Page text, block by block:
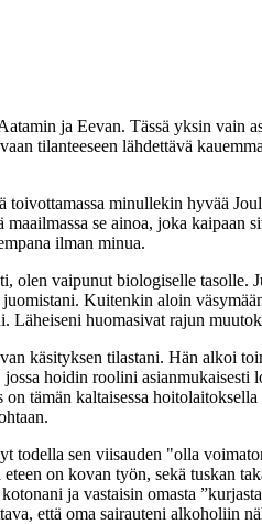
ja Eevan. Tässä yksin vain
tilanteeseen lähdettävä
minullekin hyvää
se ainoa, joka
ilman minua.
vaipunut biologiselle tasolle.
Kuitenkin aloin
huomasivat rajun
käsityksen tilastani. Hän alkoi
hoidin roolini
kaltaisessa
sen viisauden "olla
on kovan työn, sekä tuskan
ja vastaisin omasta
että oma sairauteni alkoholiin